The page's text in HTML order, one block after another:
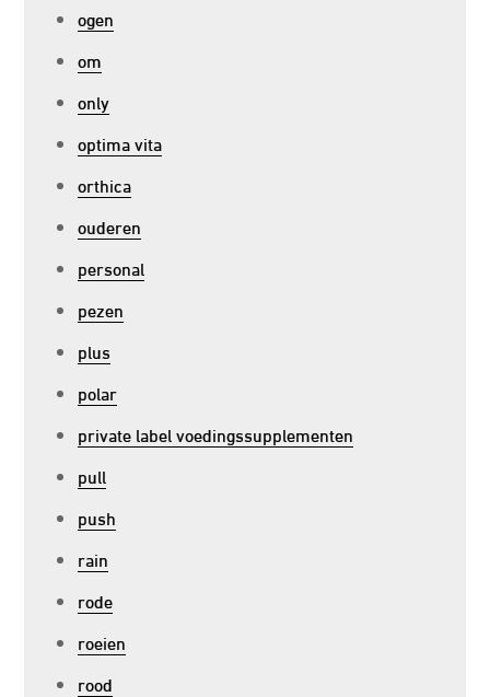
ogen
om
only
optima vita
orthica
ouderen
personal
pezen
plus
polar
private label voedingssupplementen
pull
push
rain
rode
roeien
rood